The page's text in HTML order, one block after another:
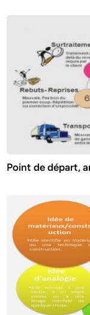
Point de départ,